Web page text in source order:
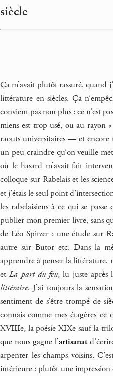
siècle
Ça m’avait plutôt rassuré, quand
littérature en siècles. Ça
convient pas non plus : ce n’est
miens est trop usé, ou au rayon
raouts universitaires — et encore
un peu craindre qu’on veuille
où le hasard m’avait fait
colloque sur Rabelais et les
et j’étais le seul point
les rabelaisiens à ce qui se
publier mon premier livre, sans
de Léo Spitzer : une étude sur
autre sur Butor etc. Dans la
apprendre à penser la littérature,
etLa part du feu, lu juste après
littéraire. J’ai toujours la
sentiment de s’être trompé de
connais comme mes étagères
XVIIIe, la poésie XIXe sauf la
que nous gagne l’artisanat
arpenter les champs voisins.
intérieure : plutôt une impression